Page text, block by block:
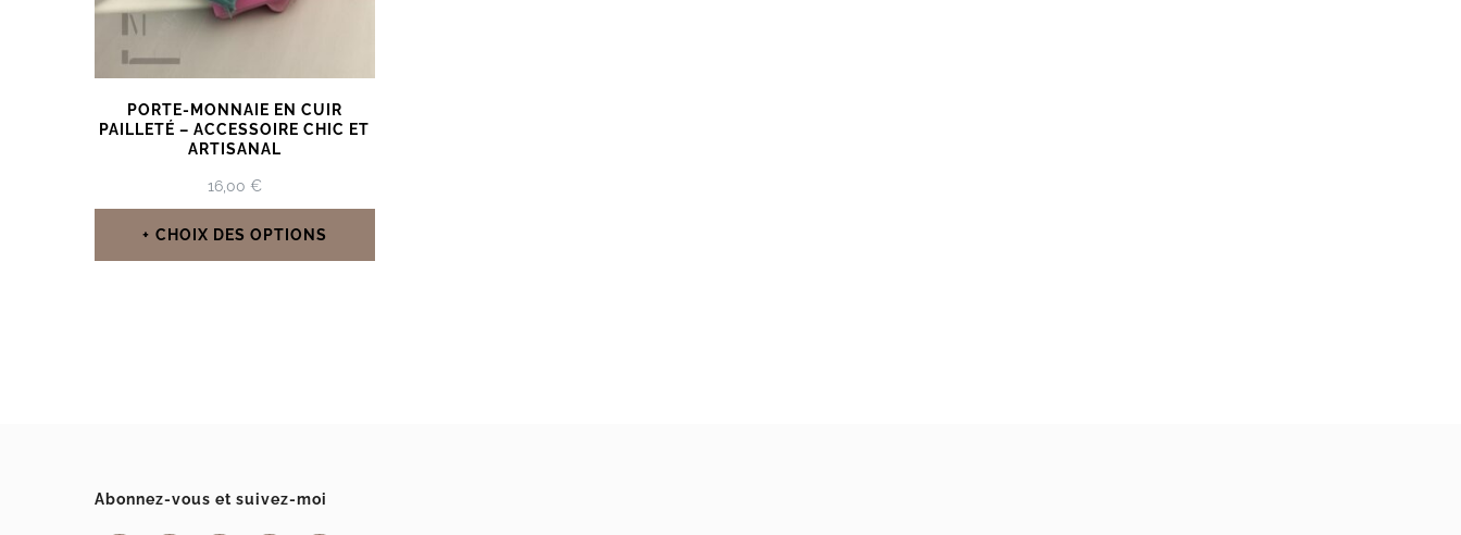
PORTE-MONNAIE EN CUIR
PAILLETÉ – ACCESSOIRE CHIC ET
ARTISANAL
16,00 €
CHOIX DES OPTIONS
options
peuvent
Abonnez-vous et suivez-moi